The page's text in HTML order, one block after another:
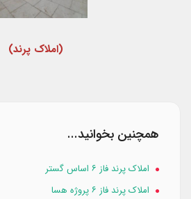
(املاک پرند)
همچنین بخوانید...
املاک پرند فاز ۶ اساس گستر
املاک پرند فاز ۶ پروژه هسا